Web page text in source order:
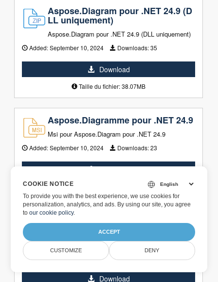
Aspose.Diagram pour .NET 24.9 (D
LL uniquement)
Aspose.Diagram pour .NET 24.9 (DLL uniquement)
Added:September 10, 2024 Downloads:35
Download
Taille du fichier: 38.07MB
Aspose.Diagramme pour .NET 24.9
Msi pour Aspose.Diagram pour .NET 24.9
Added:September 10, 2024 Downloads:23
Download
Aspose.Diagram pour .NET 24.8 (D
LL uniquement)
Aspose.Diagram pour .NET 24.8 (DLL uniquement)
Added: Downloads:
Download
COOKIE NOTICE
To provide you with the best experience, we use cookies for
personalization, analytics, and ads. By using our site, you agree
toour cookie policy.
ACCEPT
CUSTOMIZE DENY